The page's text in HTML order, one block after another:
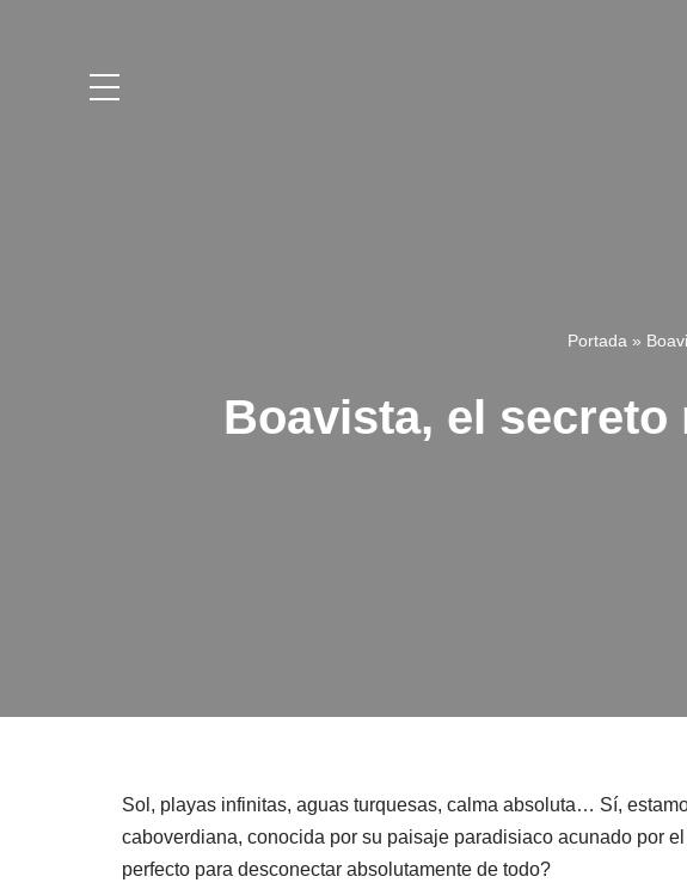
Portada »
Boavista, el secreto
Sol, playas infinitas, aguas turquesas, calma absoluta… Sí,
caboverdiana, conocida por su paisaje paradisiaco acunado por
perfecto para desconectar absolutamente de todo?